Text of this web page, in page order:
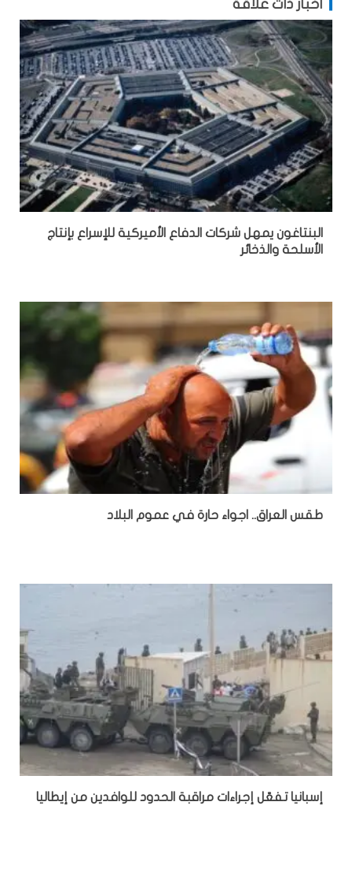
أخبار ذات علاقة
البنتاغون يمهل شركات الدفاع الأميركية للإسراع بإنتاج
الأسلحة والذخائر
طقس العراق.. اجواء حارة في عموم البلاد
إسبانيا تفعّل إجراءات مراقبة الحدود للوافدين من إيطاليا